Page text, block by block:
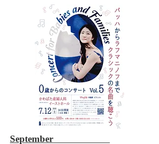
September